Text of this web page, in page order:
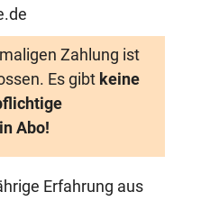
Zahlung ist
Es gibt keine
Abo!
Erfahrung aus